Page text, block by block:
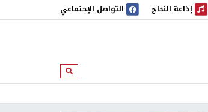
إذاعة النجاح
إذاعة النجاح التواصل الإجتماعي
ابحث